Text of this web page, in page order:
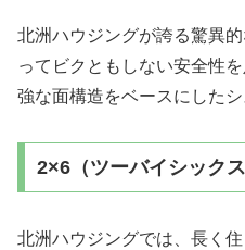
北洲ハウジングが誇る驚異
ってビクともしない安全性
強な面構造をベースにしたシ
2×6（ツーバイシック
北洲ハウジングでは、長く